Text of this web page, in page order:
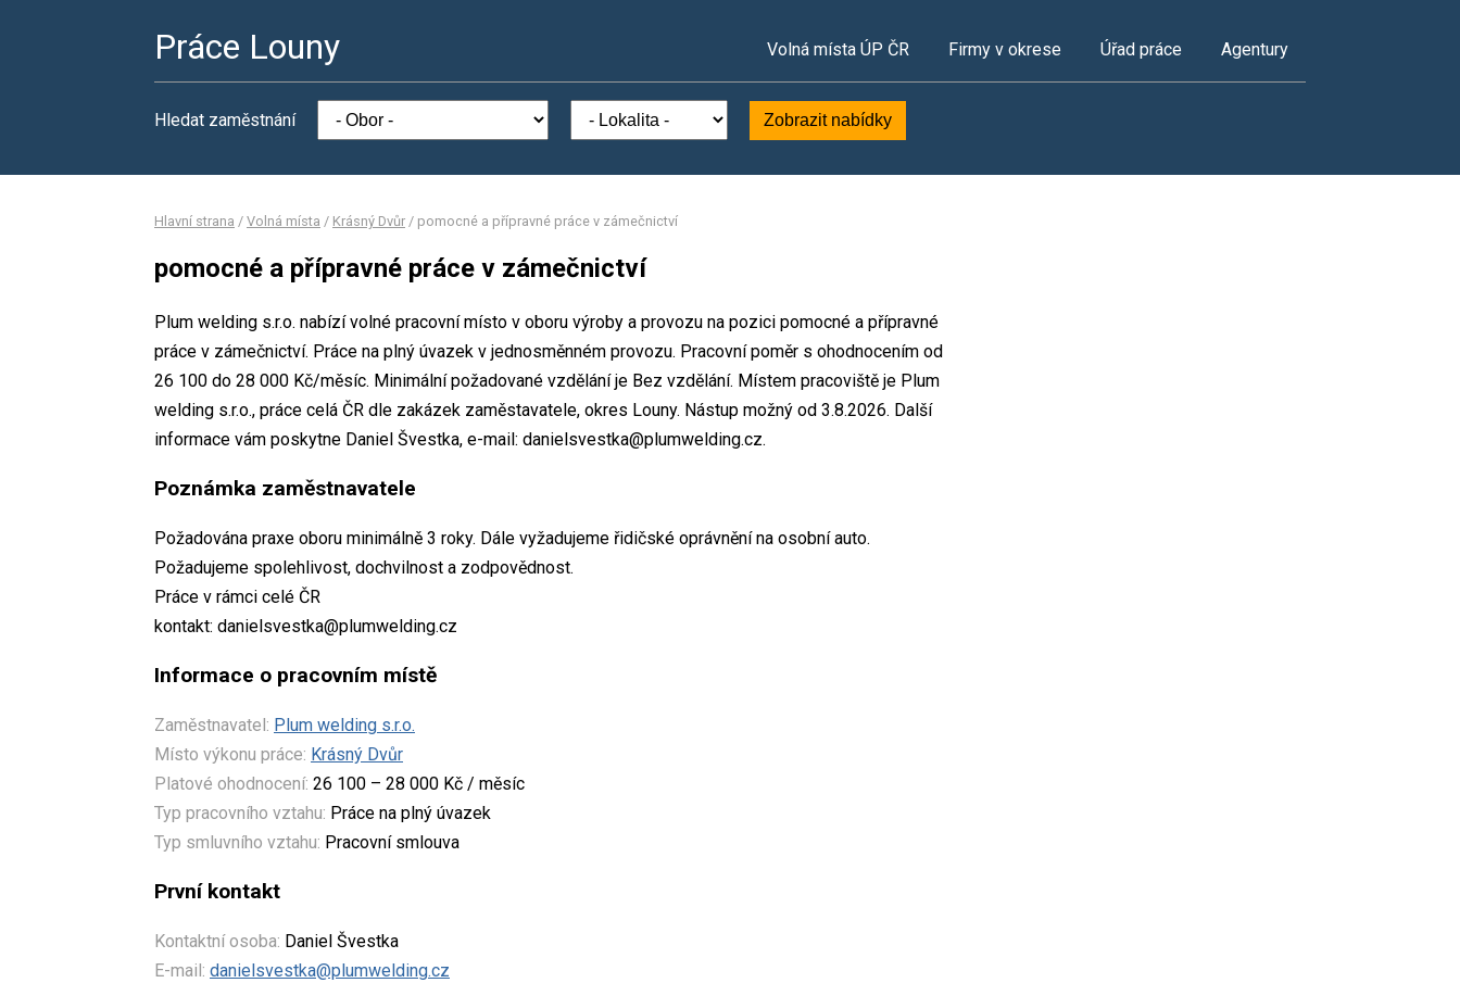
Práce Louny Volná místa ÚP ČR Firmy v okrese Úřad práce Agentury
Hledat zaměstnání Zobrazit nabídky
Hlavní strana / Volná místa / Krásný Dvůr / pomocné a přípravné práce v zámečnictví
pomocné a přípravné práce v zámečnictví
Plum welding s.r.o. nabízí volné pracovní místo v oboru výroby a provozu na pozici pomocné a přípravné
práce v zámečnictví. Práce na plný úvazek v jednosměnném provozu. Pracovní poměr s ohodnocením od
26 100 do 28 000 Kč/měsíc. Minimální požadované vzdělání je Bez vzdělání. Místem pracoviště je Plum
welding s.r.o., práce celá ČR dle zakázek zaměstavatele, okres Louny. Nástup možný od 3.8.2026. Další
informace vám poskytne Daniel Švestka, e-mail: danielsvestka@plumwelding.cz.
Poznámka zaměstnavatele
Požadována praxe oboru minimálně 3 roky. Dále vyžadujeme řidičské oprávnění na osobní auto.
Požadujeme spolehlivost, dochvilnost a zodpovědnost.
Práce v rámci celé ČR
kontakt: danielsvestka@plumwelding.cz
Informace o pracovním místě
Zaměstnavatel: Plum welding s.r.o.
Místo výkonu práce: Krásný Dvůr
Platové ohodnocení: 26 100 – 28 000 Kč / měsíc
Typ pracovního vztahu: Práce na plný úvazek
Typ smluvního vztahu: Pracovní smlouva
První kontakt
Kontaktní osoba: Daniel Švestka
E-mail: danielsvestka@plumwelding.cz